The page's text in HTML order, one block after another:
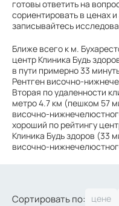
готовы ответить на
сориентировать в ценах
записывайтесь
Ближе всего к м.
центр Клиника Будь
в пути примерно 33
Рентген височно-
Вторая по удаленности
метро 4.7 км (пешком 57
височно-
хороший по рейтингу
Клиника Будь здоров (33
височно-
Сортировать по: